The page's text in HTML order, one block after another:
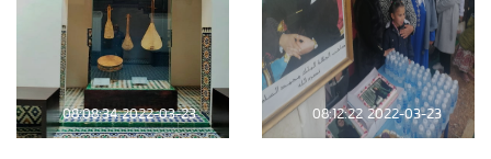
2022-03-23 08:12:22
2022-03-23 08:08:34